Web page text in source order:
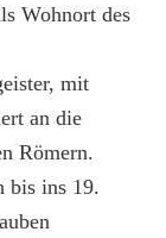
Wohnort des
mit
an die
Römern.
bis ins 19.